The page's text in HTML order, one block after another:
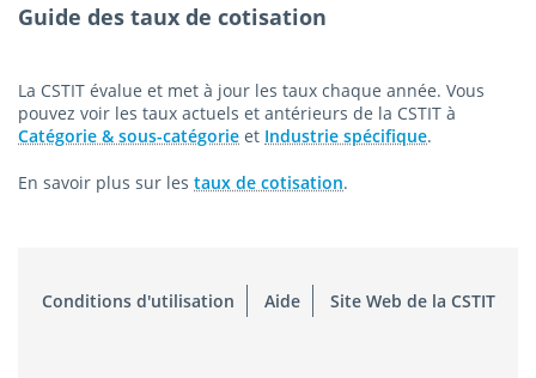
Guide des taux de cotisation
La CSTIT évalue et met à jour les taux chaque année. Vous
pouvez voir les taux actuels et antérieurs de la CSTIT à
Catégorie & sous-catégorie et Industrie spécifique.
En savoir plus sur les taux de cotisation.
Conditions d'utilisation Aide Site Web de la CSTIT